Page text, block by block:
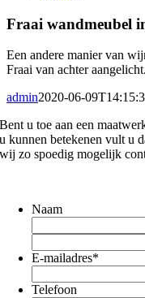
Fraai wandmeubel
Een andere manier van
Fraai van achter
admin2020-06-
Bent u toe aan een
u kunnen betekenen vult u
wij zo spoedig mogelijk
Naam
E-mailadres*
Telefoon